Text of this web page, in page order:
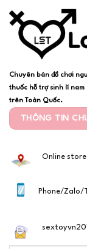
Chuyên bán đồ chơi
thuốc hỗ trợ sinh lí nam
trên Toàn Quốc.
THÔNG TIN
Online
Phone/Zalo/